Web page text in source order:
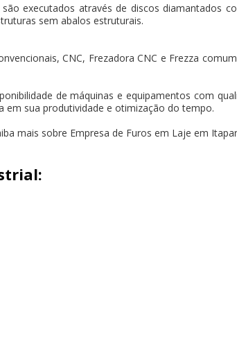
executados através de discos diamantados
sem abalos estruturais.
CNC, Frezadora CNC e Frezza
de máquinas e equipamentos com
em sua produtividade e otimização do tempo.
mais sobre Empresa de Furos em Laje em